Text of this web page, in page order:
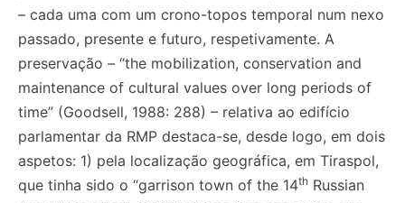
– cada uma com um crono-topos temporal num nexo
passado, presente e futuro, respetivamente. A
preservação – “the mobilization, conservation and
maintenance of cultural values over long periods of
time” (Goodsell, 1988: 288) – relativa ao edifício
parlamentar da RMP destaca-se, desde logo, em dois
aspetos: 1) pela localização geográfica, em Tiraspol,
que tinha sido o “garrison town of the 14th Russian